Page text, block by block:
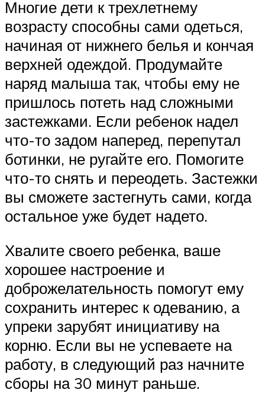
Многие дети к трехлетнему
возрасту способны сами одеться,
начиная от нижнего белья и кончая
верхней одеждой. Продумайте
наряд малыша так, чтобы ему не
пришлось потеть над сложными
застежками. Если ребенок надел
что-то задом наперед, перепутал
ботинки, не ругайте его. Помогите
что-то снять и переодеть. Застежки
вы сможете застегнуть сами, когда
остальное уже будет надето.
Хвалите своего ребенка, ваше
хорошее настроение и
доброжелательность помогут ему
сохранить интерес к одеванию, а
упреки зарубят инициативу на
корню. Если вы не успеваете на
работу, в следующий раз начните
сборы на 30 минут раньше.